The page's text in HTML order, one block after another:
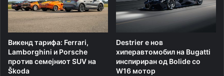
Викенд тарифа: Ferrari,
Lamborghini и Porsche
против семејниот SUV на
Škoda
Destrier е нов
хиперавтомобил на Bugatti
инспириран од Bolide со
W16 мотор